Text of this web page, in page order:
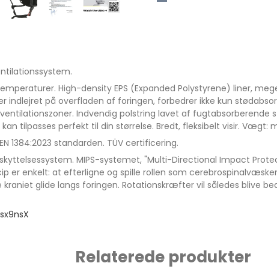
High-density EPS (Expanded Polystyrene) liner,
indlejret på overfladen af ​​foringen, forbedrer ikke kun
Indvendig polstring lavet af fugtabsorberende
tilpasses perfekt til din størrelse. Bredt, fleksibelt visir. Vægt:
1384:2023 standarden. TÜV certificering.
MIPS-systemet, "Multi-Directional Impact
er enkelt: at efterligne og spille rollen som
glide langs foringen. Rotationskræfter vil således blive
Relaterede produkter